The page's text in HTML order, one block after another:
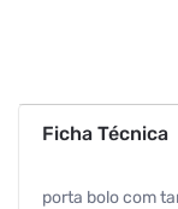
Ficha Técnica
porta bolo com